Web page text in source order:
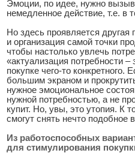
Эмоции, по идее, нужно
немедленное действие, т.е. в
Но здесь проявляется другая
и организация самой точки
чтобы настолько увлечь
«актуализация потребности
покупке чего-то конкретного.
большим экраном и
нужное эмоциональное
нужной потребностью, а не
купит. Но, увы, это утопия. К
смогут снять нечто подобное
Из работоспособных
для стимулирования